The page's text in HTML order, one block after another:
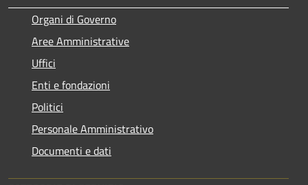
Organi di Governo
Aree Amministrative
Uffici
Enti e fondazioni
Politici
Personale Amministrativo
Documenti e dati